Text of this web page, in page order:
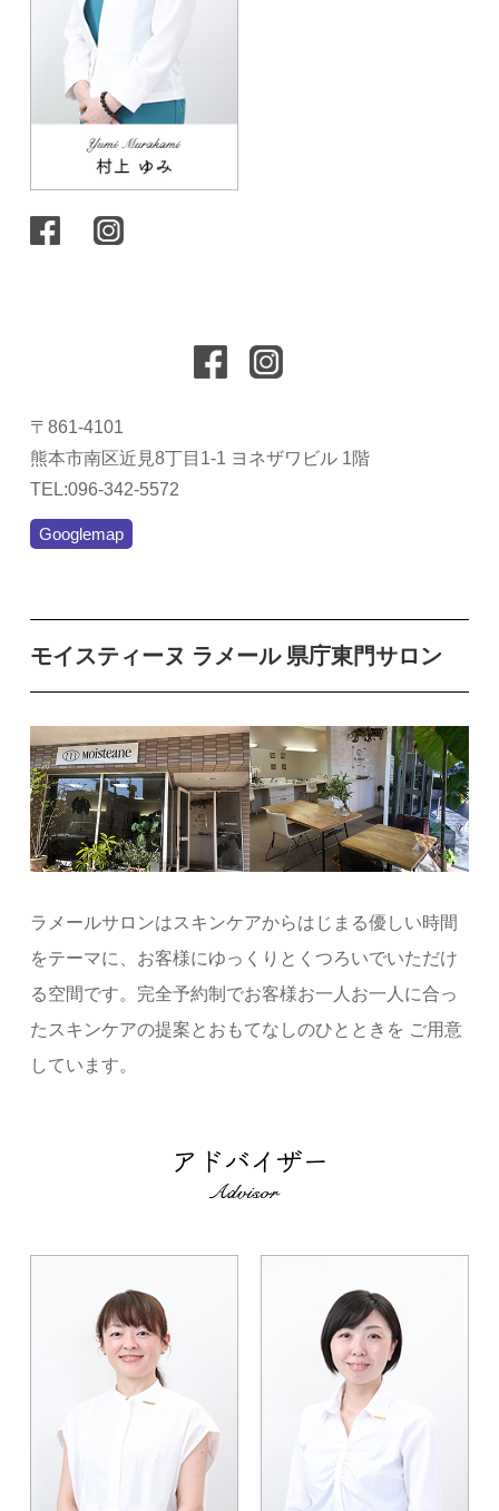
〒861-4101
熊本市南区近見8丁目1-1 ヨネザワビル 1階
TEL:096-342-5572
Googlemap
モイスティーヌ ラメール 県庁東門サロン
ラメールサロンはスキンケアからはじまる優しい時間
をテーマに、お客様にゆっくりとくつろいでいただけ
る空間です。完全予約制でお客様お一人お一人に合っ
たスキンケアの提案とおもてなしのひとときを ご用意
しています。